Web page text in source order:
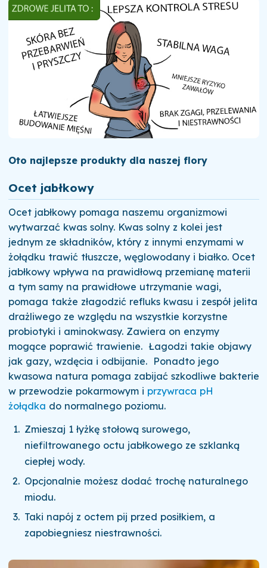
Oto najlepsze produkty dla naszej flory
Ocet jabłkowy
Ocet jabłkowy pomaga naszemu organizmowi
wytwarzać kwas solny. Kwas solny z kolei jest
jednym ze składników, który z innymi enzymami w
żołądku trawić tłuszcze, węglowodany i białko. Ocet
jabłkowy wpływa na prawidłową przemianę materii
a tym samy na prawidłowe utrzymanie wagi,
pomaga także złagodzić refluks kwasu i zespół jelita
drażliwego ze względu na wszystkie korzystne
probiotyki i aminokwasy. Zawiera on enzymy
mogące poprawić trawienie. Łagodzi takie objawy
jak gazy, wzdęcia i odbijanie. Ponadto jego
kwasowa natura pomaga zabijać szkodliwe bakterie
w przewodzie pokarmowym i przywraca pH
żołądka do normalnego poziomu.
Zmieszaj 1 łyżkę stołową surowego,
niefiltrowanego octu jabłkowego ze szklanką
ciepłej wody.
Opcjonalnie możesz dodać trochę naturalnego
miodu.
Taki napój z octem pij przed posiłkiem, a
zapobiegniesz niestrawności.